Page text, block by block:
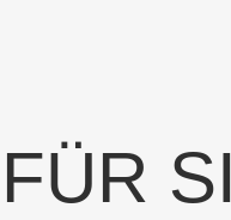
FÜR